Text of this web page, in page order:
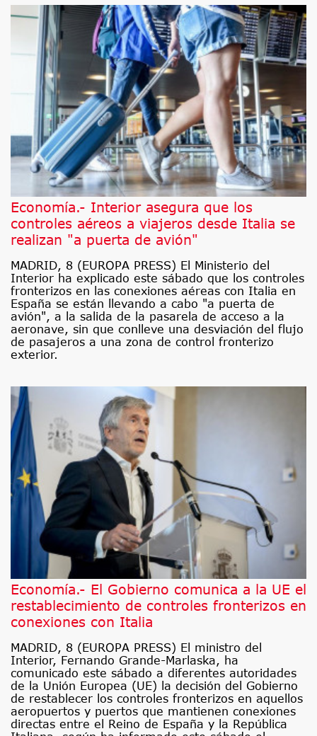
Economía.- Interior asegura que los
controles aéreos a viajeros desde Italia se
realizan "a puerta de avión"
MADRID, 8 (EUROPA PRESS) El Ministerio del
Interior ha explicado este sábado que los controles
fronterizos en las conexiones aéreas con Italia en
España se están llevando a cabo "a puerta de
avión", a la salida de la pasarela de acceso a la
aeronave, sin que conlleve una desviación del flujo
de pasajeros a una zona de control fronterizo
exterior.
Economía.- El Gobierno comunica a la UE el
restablecimiento de controles fronterizos en
conexiones con Italia
MADRID, 8 (EUROPA PRESS) El ministro del
Interior, Fernando Grande-Marlaska, ha
comunicado este sábado a diferentes autoridades
de la Unión Europea (UE) la decisión del Gobierno
de restablecer los controles fronterizos en aquellos
aeropuertos y puertos que mantienen conexiones
directas entre el Reino de España y la República